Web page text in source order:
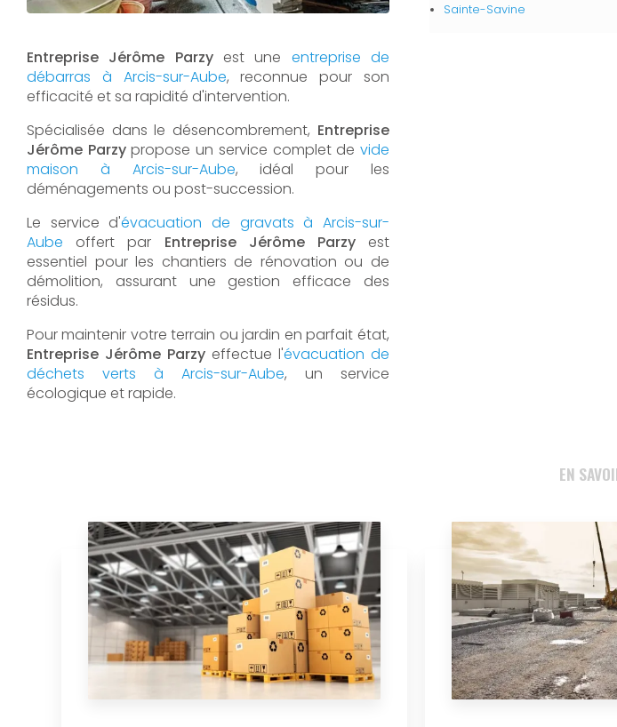
Entreprise Jérôme Parzyest une entreprise de
débarras à Arcis-sur-Aube, reconnue pour son
efficacité et sa rapidité d'intervention.
Spécialisée dans le désencombrement, Entreprise
Jérôme Parzypropose un service complet de vide
maison à Arcis-sur-Aube, idéal pour les
déménagements ou post-succession.
Le service d'évacuation de gravats à Arcis-sur-
Aube offert par Entreprise Jérôme Parzyest
essentiel pour les chantiers de rénovation ou de
démolition, assurant une gestion efficace des
résidus.
Pour maintenir votre terrain ou jardin en parfait état,
Entreprise Jérôme Parzy effectue l'évacuation de
déchets verts à Arcis-sur-Aube, un service
écologique et rapide.
Sainte-Savine
EN